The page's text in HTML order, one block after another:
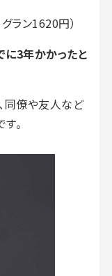
グラン1620円）
に3年かかったと
同僚や友人など
。